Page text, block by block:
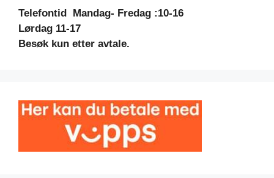
Telefontid Mandag- Fredag :10-16
Lørdag 11-17
Besøk kun etter avtale.